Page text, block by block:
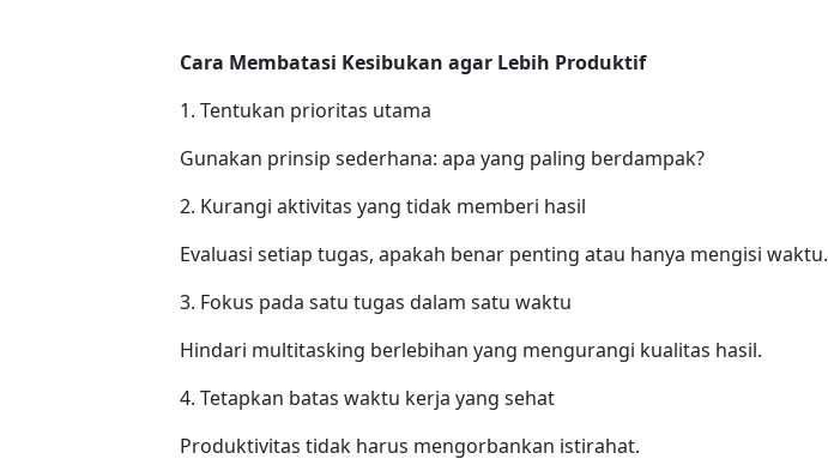
Cara Membatasi Kesibukan agar Lebih Produktif
1. Tentukan prioritas utama
Gunakan prinsip sederhana: apa yang paling berdampak?
2. Kurangi aktivitas yang tidak memberi hasil
Evaluasi setiap tugas, apakah benar penting atau hanya mengisi waktu.
3. Fokus pada satu tugas dalam satu waktu
Hindari multitasking berlebihan yang mengurangi kualitas hasil.
4. Tetapkan batas waktu kerja yang sehat
Produktivitas tidak harus mengorbankan istirahat.